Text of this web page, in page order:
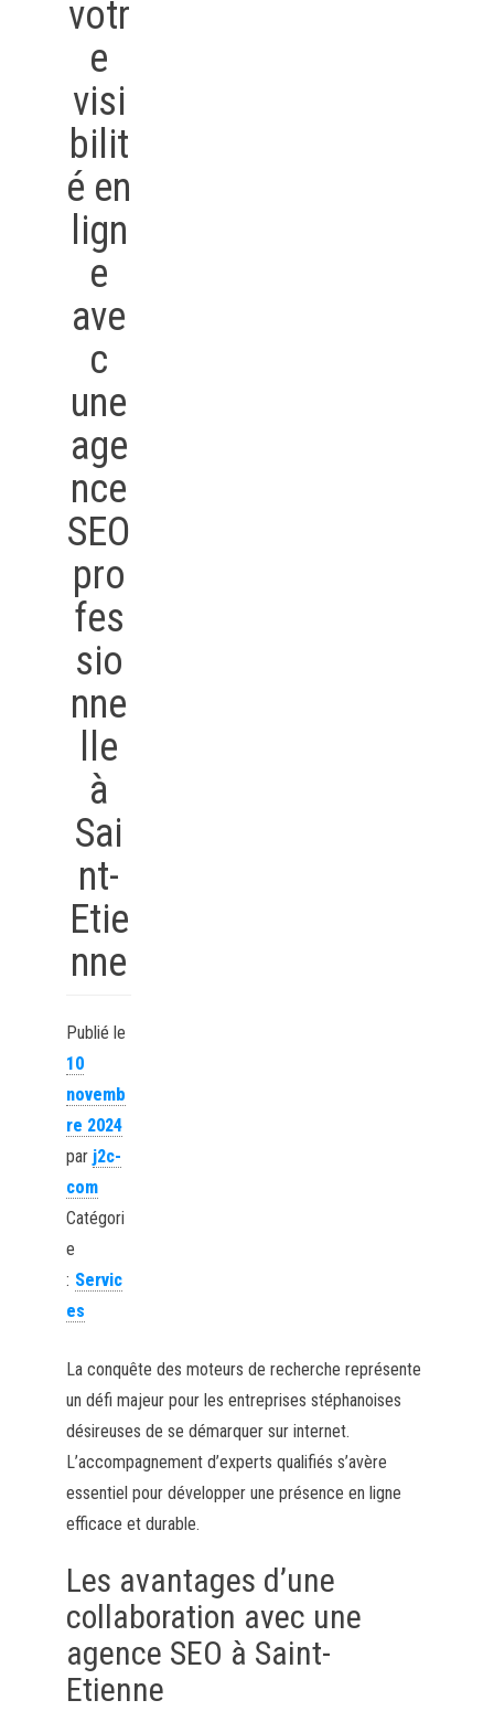
votr
e
visi
bilit
é en
lign
e
ave
c
une
age
nce
SEO
pro
fes
sio
nne
lle
à
Sai
nt-
Etie
nne
Publié le
10
novemb
re 2024
par j2c-
com
Catégori
e
: Servic
es
La conquête des moteurs de recherche représente
un défi majeur pour les entreprises stéphanoises
désireuses de se démarquer sur internet.
L’accompagnement d’experts qualifiés s’avère
essentiel pour développer une présence en ligne
efficace et durable.
Les avantages d’une
collaboration avec une
agence SEO à Saint-
Etienne